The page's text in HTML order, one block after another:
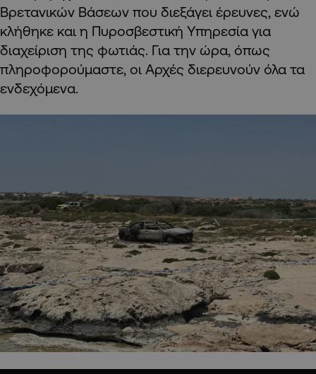
Βρετανικών Βάσεων που διεξάγει έρευνες, ενώ
κλήθηκε και η Πυροσβεστική Υπηρεσία για
διαχείριση της φωτιάς. Για την ώρα, όπως
πληροφορούμαστε, οι Αρχές διερευνούν όλα τα
ενδεχόμενα.